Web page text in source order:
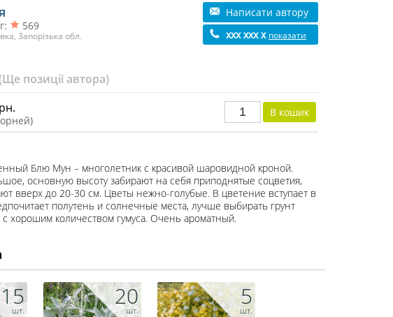
569
Запорізька обл.
Написати автору
xxx xxx x показати
позиції автора)
Блю Мун – многолетник с красивой шаровидной кроной.
основную высоту забирают на себя приподнятые соцветия,
вверх до 20-30 см. Цветы нежно-голубые. В цветение вступает в
полутень и солнечные места, лучше выбирать грунт
хорошим количеством гумуса. Очень ароматный.
15
шт.
20
шт.
5
шт.